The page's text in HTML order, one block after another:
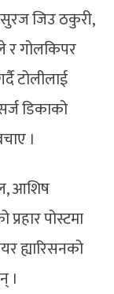
जिउ ठकुरी,
गोलकिपर
टोलीलाई
डिकाको
।
आशिष
पोस्टमा
ह्यारिसनको
।